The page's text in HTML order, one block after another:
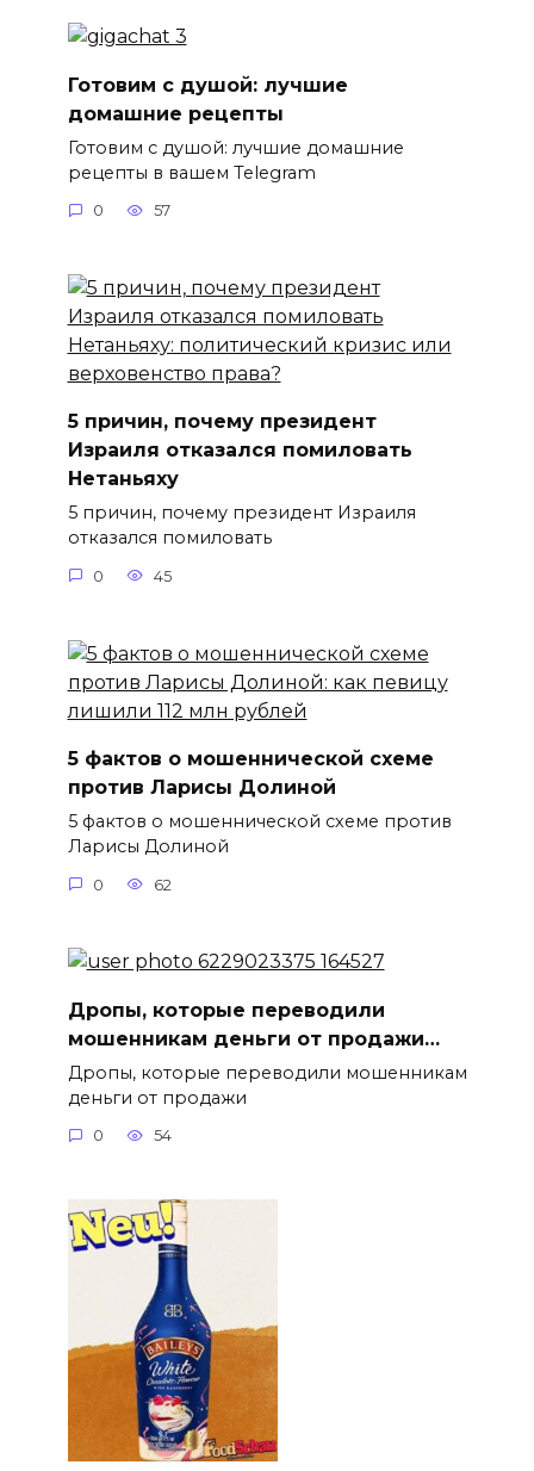
Готовим с душой: лучшие
домашние рецепты
Готовим с душой: лучшие домашние
рецепты в вашем Telegram
0 57
5 причин, почему президент
Израиля отказался помиловать
Нетаньяху
5 причин, почему президент Израиля
отказался помиловать
0 45
5 фактов о мошеннической схеме
против Ларисы Долиной
5 фактов о мошеннической схеме против
Ларисы Долиной
0 62
Дропы, которые переводили
мошенникам деньги от продажи…
Дропы, которые переводили мошенникам
деньги от продажи
0 54